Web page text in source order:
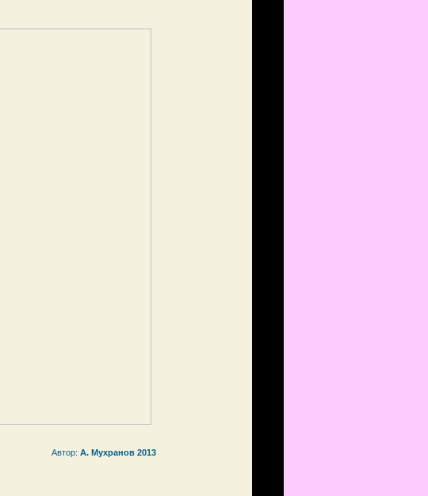
Автор: А. Мухранов 2013